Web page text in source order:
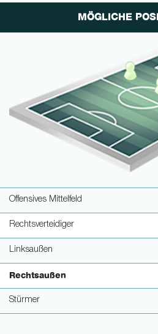
MÖGLICHE
Offensives Mittelfeld
Rechtsverteidiger
Linksaußen
Rechtsaußen
Stürmer